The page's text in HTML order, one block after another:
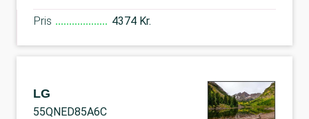
Pris 4374 Kr.
LG
55QNED85A6C